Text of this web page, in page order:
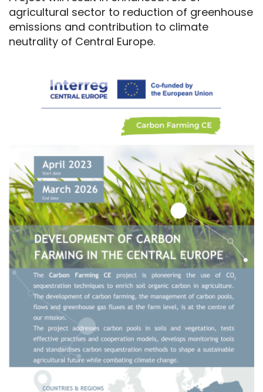
agricultural sector to reduction of greenhouse
emissions and contribution to climate
neutrality of Central Europe.